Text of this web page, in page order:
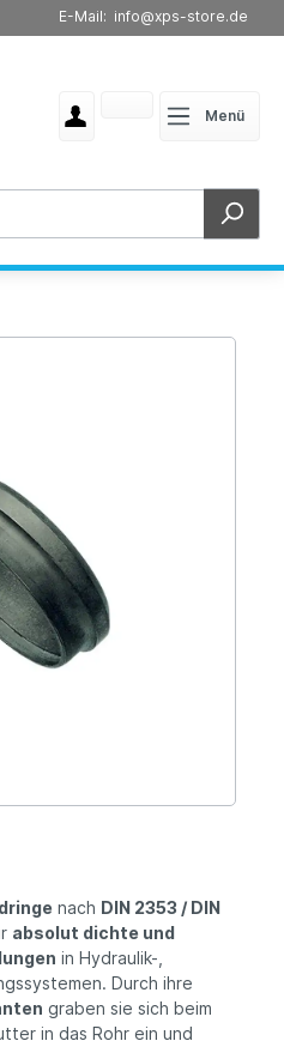
E-Mail: info@xps-store.de
Menü
nach DIN 2353 / DIN
absolut dichte und
in Hydraulik-,
Durch ihre
graben sie sich beim
in das Rohr ein und